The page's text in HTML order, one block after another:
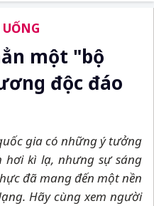
một "bộ
độc đáo
gia có những ý tưởng
kì lạ, nhưng sự sáng
đã mang đến một nền
Hãy cùng xem người